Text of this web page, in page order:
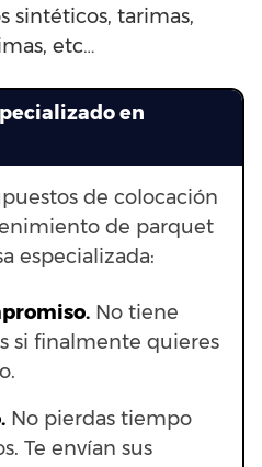
sintéticos, tarimas,
etc…
en
de colocación
de parquet
especializada:
No tiene
si finalmente quieres
No pierdas tiempo
Te envían sus